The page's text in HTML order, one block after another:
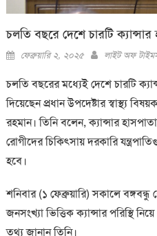
চলতি বছরে দেশে চারটি
Posted
ফেব্রুয়ারি ২, ২০২৫ Author
লাইট অফ
চলতি বছরের মধ্যেই দেশে চারটি
দিয়েছেন প্রধান উপদেষ্টার স্বাস্থ্য
রহমান। তিনি বলেন, ক্যান্সার
রোগীদের চিকিৎসায় দরকারি
হবে।
শনিবার (১ ফেব্রুয়ারি) সকালে বঙ্গবন্ধু
জনসংখ্যা ভিত্তিক ক্যান্সার পরিস্থি
তথ্য জানান তিনি।